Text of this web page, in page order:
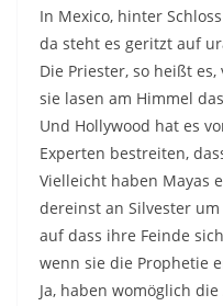
In Mexico, hinter
da steht es geritzt auf
Die Priester, so heißt es,
sie lasen am Himmel
Und Hollywood hat es
Experten bestreiten,
Vielleicht haben Mayas
dereinst an Silvester
auf dass ihre Feinde
wenn sie die Prophetie
Ja, haben womöglich